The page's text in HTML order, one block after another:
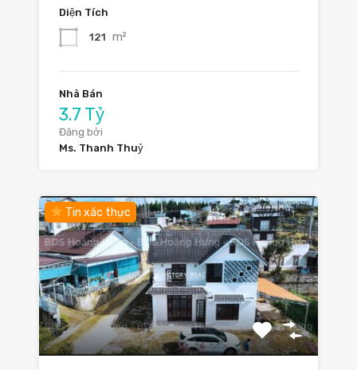
Diện Tích
121 m²
Nhà Bán
3.7 Tỷ
Đăng bởi
Ms. Thanh Thuỷ
Tin xác thực